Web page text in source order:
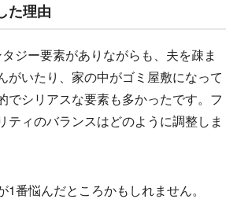
た理由
ジー要素がありながらも、夫を疎ま
がいたり、家の中がゴミ屋敷になって
でシリアスな要素も多かったです。フ
ティのバランスはどのように調整しま
1番悩んだところかもしれません。